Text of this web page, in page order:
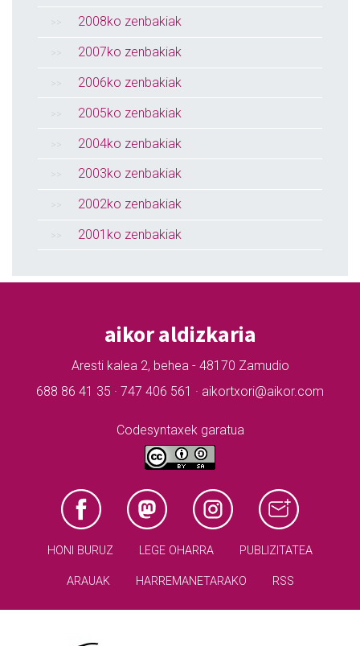
2008ko zenbakiak
2007ko zenbakiak
2006ko zenbakiak
2005ko zenbakiak
2004ko zenbakiak
2003ko zenbakiak
2002ko zenbakiak
2001ko zenbakiak
aikor aldizkaria
Aresti kalea 2, behea - 48170 Zamudio
688 86 41 35 · 747 406 561 · aikortxori@aikor.com
Codesyntaxek garatua
HONI BURUZ LEGE OHARRA PUBLIZITATEA
ARAUAK HARREMANETARAKO RSS